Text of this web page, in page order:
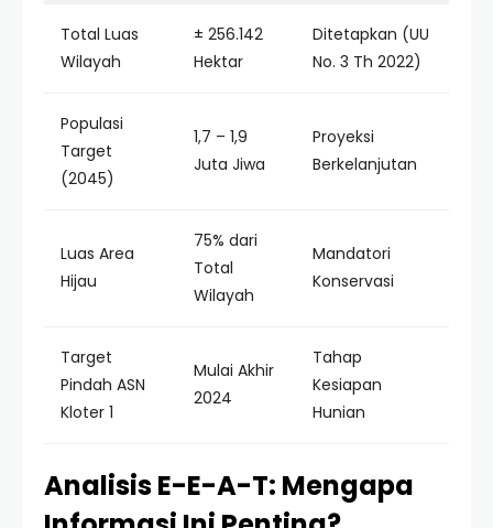
Total Luas
Wilayah
± 256.142
Hektar
Ditetapkan (UU
No. 3 Th 2022)
Populasi
Target
(2045)
1,7 – 1,9
Juta Jiwa
Proyeksi
Berkelanjutan
Luas Area
Hijau
75% dari
Total
Wilayah
Mandatori
Konservasi
Target
Pindah ASN
Kloter 1
Mulai Akhir
2024
Tahap
Kesiapan
Hunian
Analisis E-E-A-T: Mengapa